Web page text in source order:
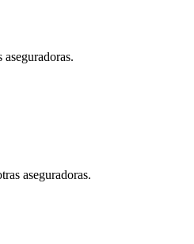
aseguradoras.